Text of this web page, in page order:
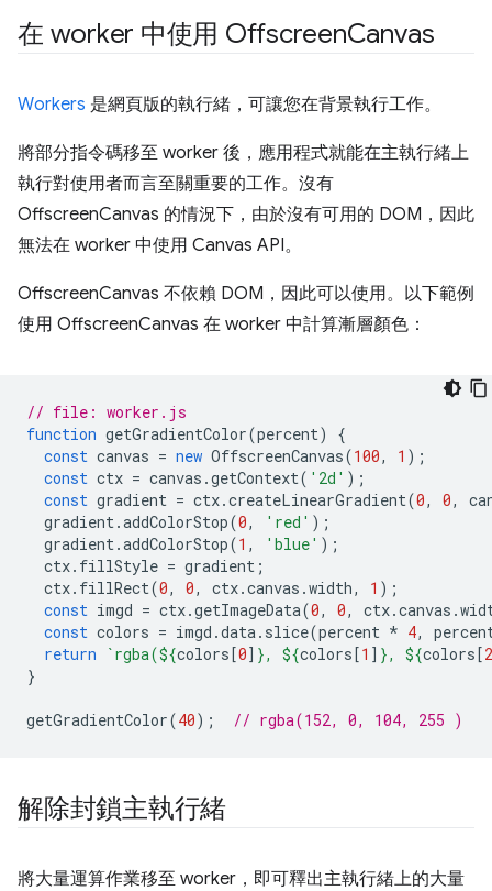
在 worker 中使用 OffscreenCanvas
Workers 是網頁版的執行緒，可讓您在背景執行工作。
將部分指令碼移至 worker 後，應用程式就能在主執行緒上
執行對使用者而言至關重要的工作。沒有
OffscreenCanvas 的情況下，由於沒有可用的 DOM，因此
無法在 worker 中使用 Canvas API。
OffscreenCanvas 不依賴 DOM，因此可以使用。以下範例
使用 OffscreenCanvas 在 worker 中計算漸層顏色：
// file: worker.js
function getGradientColor(percent)
{
const canvas = new OffscreenCanvas(100, 1 );
const ctx = canvas .getContext( '2d' );
const gradient = ctx.createLinearGradient(0, 0,
gradient.addColorStop(0, 'red' );
gradient.addColorStop(1 , 'blue' );
ctx. fillStyle = gradient ;
ctx. fillRect(0, 0, ctx.canvas .width, 1 );
const imgd = ctx.getImageData(0, 0, ctx.canvas .
const colors = imgd .data. slice(percent * 4,
return
`rgba(${colors[0] }, ${colors[1 ] }, ${colors[2
}
getGradientColor(40); // rgba(152, 0, 104, 255 )
解除封鎖主執行緒
將大量運算作業移至 worker，即可釋出主執行緒上的大量